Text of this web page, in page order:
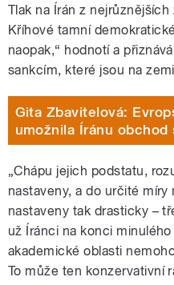
Tlak na Írán z
Kříhové tamní
naopak,“ hodnotí a
sankcím, které jsou na
Gita Zbavitelová:
umožnila Íránu obchod
„Chápu jejich podstatu,
nastaveny, a do určité
nastaveny tak drasticky –
už Íránci na konci
akademické oblasti
To může ten konzervativní